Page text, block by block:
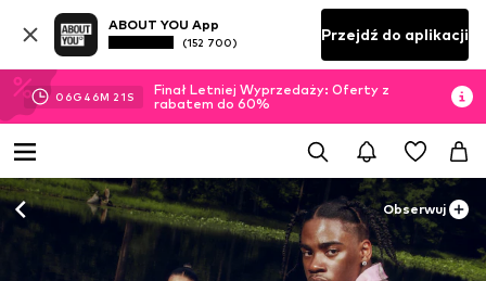
ABOUT YOU App
(152 700) Przejdź do aplikacji
06G 46M 21 S
Finał Letniej Wyprzedaży: Oferty z
rabatem do 60%
Obserwuj